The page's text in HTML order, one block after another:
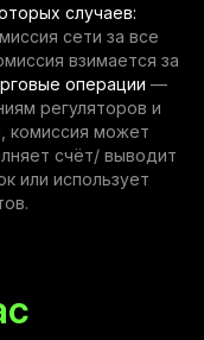
случаев:
сети за все
взимается за
операции —
регуляторов и
комиссия может
счёт/ выводит
или использует